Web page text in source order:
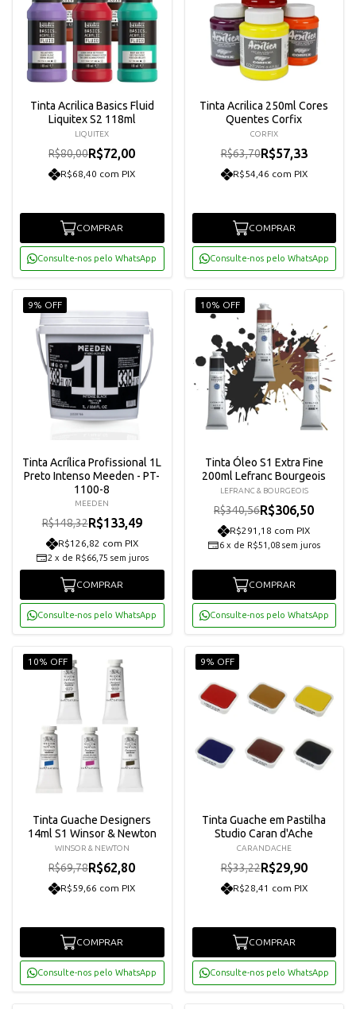
Tinta Acrilica Basics Fluid
Liquitex S2 118ml
LIQUITEX
R$80,00R$72,00
R$68,40 com PIX
COMPRAR
Consulte-nos pelo WhatsApp
Tinta Acrilica 250ml Cores
Quentes Corfix
CORFIX
R$63,70R$57,33
R$54,46 com PIX
COMPRAR
Consulte-nos pelo WhatsApp
9% OFF
Tinta Acrílica Profissional 1L
Preto Intenso Meeden - PT-
1100-8
MEEDEN
R$148,32R$133,49
R$126,82 com PIX
2 x de R$66,75 sem juros
COMPRAR
Consulte-nos pelo WhatsApp
10% OFF
Tinta Óleo S1 Extra Fine
200ml Lefranc Bourgeois
LEFRANC & BOURGEOIS
R$340,56R$306,50
R$291,18 com PIX
6 x de R$51,08 sem juros
COMPRAR
Consulte-nos pelo WhatsApp
10% OFF
Tinta Guache Designers
14ml S1 Winsor & Newton
WINSOR & NEWTON
R$69,78R$62,80
R$59,66 com PIX
COMPRAR
Consulte-nos pelo WhatsApp
9% OFF
Tinta Guache em Pastilha
Studio Caran d'Ache
CARANDACHE
R$33,22R$29,90
R$28,41 com PIX
COMPRAR
Consulte-nos pelo WhatsApp